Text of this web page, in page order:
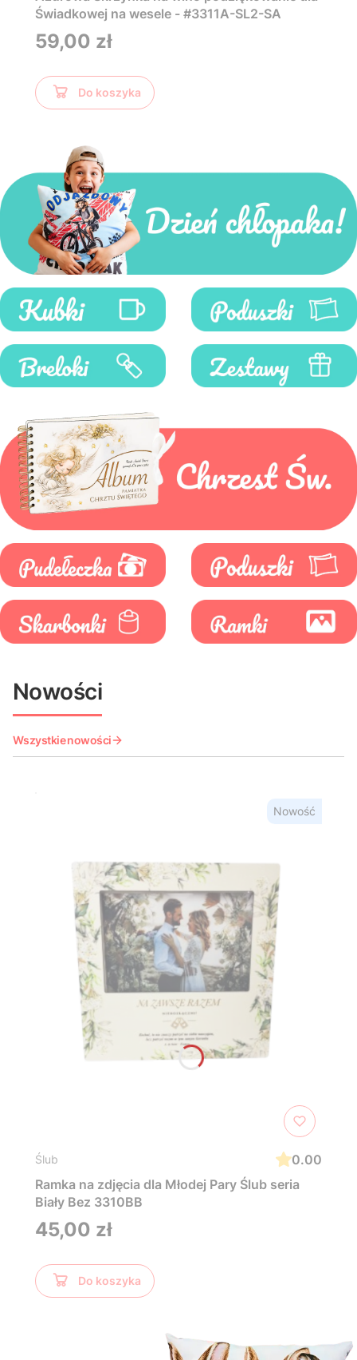
Świadkowej na wesele - #3311A-SL2-SA
Cena
59,00 zł
Do koszyka
Nowości
Wszystkie nowości
Nowość
Ślub
0.00
Ramka na zdjęcia dla Młodej Pary Ślub seria
Biały Bez 3310BB
Cena
45,00 zł
Do koszyka